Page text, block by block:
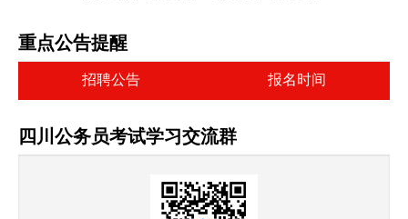
重点公告提醒
招聘公告 报名时间
四川公务员考试学习交流群